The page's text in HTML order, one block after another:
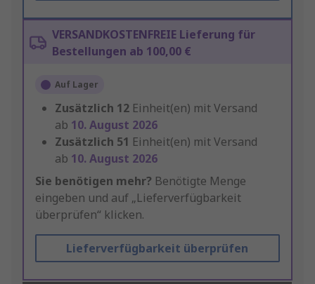
VERSANDKOSTENFREIE Lieferung für
Bestellungen ab 100,00 €
Auf Lager
Zusätzlich 12 Einheit(en) mit Versand
ab 10. August 2026
Zusätzlich 51 Einheit(en) mit Versand
ab 10. August 2026
Sie benötigen mehr? Benötigte Menge
eingeben und auf „Lieferverfügbarkeit
überprüfen“ klicken.
Lieferverfügbarkeit überprüfen